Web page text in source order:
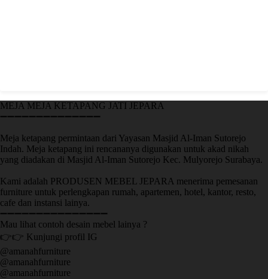
MEJA MEJA KETAPANG JATI JEPARA
➖➖➖➖➖➖➖➖➖➖➖➖➖➖
Meja ketapang permintaan dari Yayasan Masjid Al-Iman Sutorejo
Indah. Meja ketapang ini rencananya digunakan untuk akad nikah
yang diadakan di Masjid Al-Iman Sutorejo Kec. Mulyorejo Surabaya.
Kami adalah PRODUSEN MEBEL JEPARA menerima pemesanan
furniture untuk perlengkapan rumah, apartemen, hotel, kantor, resto,
cafe dan instansi lainya.
➖➖➖➖➖➖➖➖➖➖➖➖➖➖➖
Mau lihat contoh desain mebel lainya ?
👉👉 Kunjungi profil IG
@amanahfurniture
@amanahfurniture
@amanahfurniture